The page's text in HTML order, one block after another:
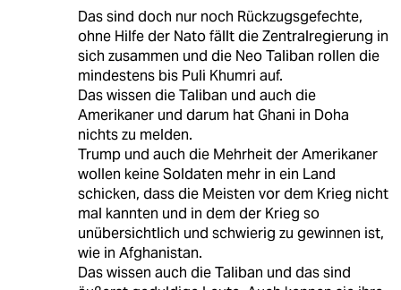
Das sind doch nur noch Rückzugsgefechte,
ohne Hilfe der Nato fällt die Zentralregierung in
sich zusammen und die Neo Taliban rollen die
mindestens bis Puli Khumri auf.
Das wissen die Taliban und auch die
Amerikaner und darum hat Ghani in Doha
nichts zu melden.
Trump und auch die Mehrheit der Amerikaner
wollen keine Soldaten mehr in ein Land
schicken, dass die Meisten vor dem Krieg nicht
mal kannten und in dem der Krieg so
unübersichtlich und schwierig zu gewinnen ist,
wie in Afghanistan.
Das wissen auch die Taliban und das sind